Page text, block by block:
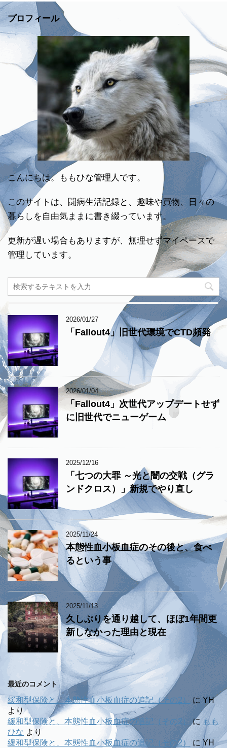
プロフィール
こんにちは。ももひな管理人です。
このサイトは、闘病生活記録と、趣味や買物、日々の
暮らしを自由気ままに書き綴っています。
更新が遅い場合もありますが、無理せずマイペースで
管理しています。
2026/01/27
「Fallout4」旧世代環境でCTD頻発
2026/01/04
「Fallout4」次世代アップデートせず
に旧世代でニューゲーム
2025/12/16
「七つの大罪 ～光と闇の交戦（グラ
ンドクロス）」新規でやり直し
2025/11/24
本態性血小板血症のその後と、食べ
るという事
2025/11/13
久しぶりを通り越して、ほぼ1年間更
新しなかった理由と現在
最近のコメント
緩和型保険と、本態性血小板血症の追記（その2） に YH
より
緩和型保険と、本態性血小板血症の追記（その2）
に もも
ひな より
緩和型保険と、本態性血小板血症の追記（その2）
に YH